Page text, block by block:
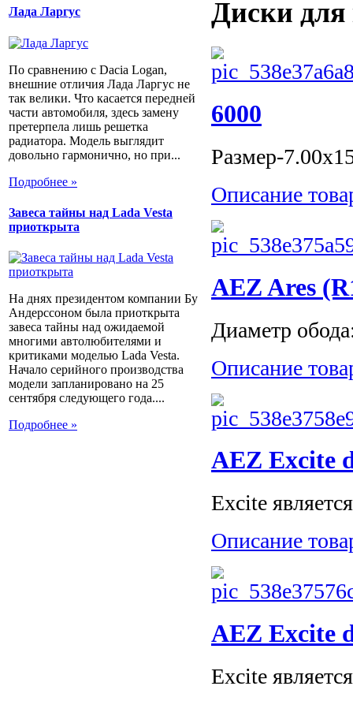
Лада Ларгус
По сравнению с Dacia Logan,
внешние отличия Лада Ларгус не
так велики. Что касается передней
части автомобиля, здесь замену
претерпела лишь решетка
радиатора. Модель выглядит
довольно гармонично, но при...
Подробнее »
Завеса тайны над Lada Vesta
приоткрыта
На днях президентом компании Бу
Андерссоном была приоткрыта
завеса тайны над ожидаемой
многими автолюбителями и
критиками моделью Lada Vesta.
Начало серийного производства
модели запланировано на 25
сентября следующего года....
Подробнее »
Диски для
6000
Размер-
Описание
AEZ Ares
Диаметр
Описание
AEZ Excite
Excite
Описание
AEZ Excite
Excite